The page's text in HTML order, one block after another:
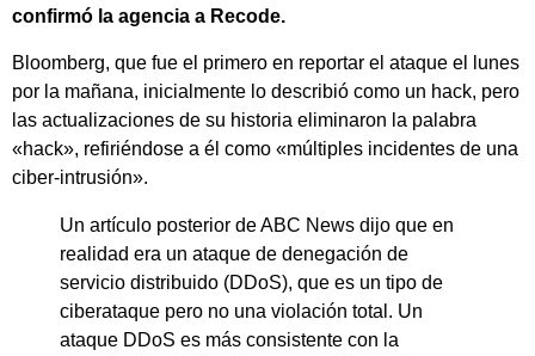
confirmó la agencia a Recode.
Bloomberg, que fue el primero en reportar el ataque el lunes
por la mañana, inicialmente lo describió como un hack, pero
las actualizaciones de su historia eliminaron la palabra
«hack», refiriéndose a él como «múltiples incidentes de una
ciber-intrusión».
Un artículo posterior de ABC News dijo que en
realidad era un ataque de denegación de
servicio distribuido (DDoS), que es un tipo de
ciberataque pero no una violación total. Un
ataque DDoS es más consistente con la